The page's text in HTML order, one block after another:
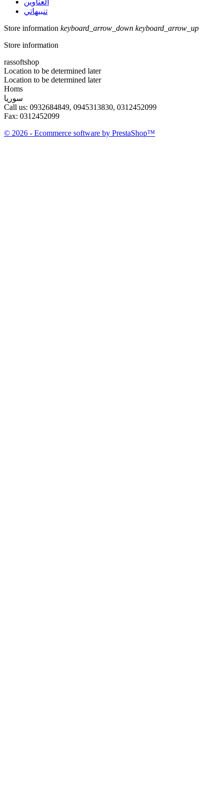
العناوين
تنبيهاتي
Store information keyboard_arrow_down keyboard_arrow_up
Store information
rassoftshop
Location to be determined later
Location to be determined later
Homs
سوريا
Call us: 0932684849, 0945313830, 0312452099
Fax: 0312452099
© 2026 - Ecommerce software by PrestaShop™